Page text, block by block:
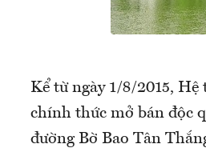
Kể từ ngày 1/8/2015,
chính thức mở bán độc
đường Bờ Bao Tân